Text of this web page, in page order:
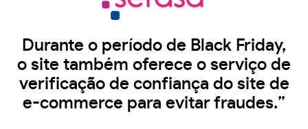
Durante o período de Black Friday,
o site também oferece o serviço de
verificação de confiança do site de
e-commerce para evitar fraudes.”